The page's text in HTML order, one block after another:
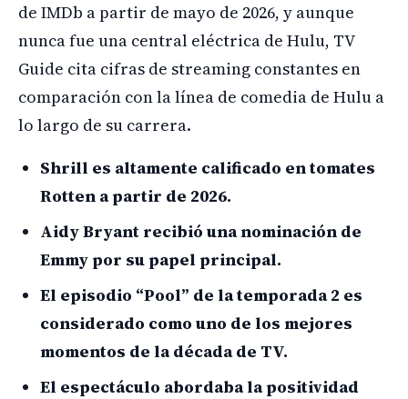
de IMDb a partir de mayo de 2026, y aunque
nunca fue una central eléctrica de Hulu, TV
Guide cita cifras de streaming constantes en
comparación con la línea de comedia de Hulu a
lo largo de su carrera.
Shrill es altamente calificado en tomates
Rotten a partir de 2026.
Aidy Bryant recibió una nominación de
Emmy por su papel principal.
El episodio “Pool” de la temporada 2 es
considerado como uno de los mejores
momentos de la década de TV.
El espectáculo abordaba la positividad